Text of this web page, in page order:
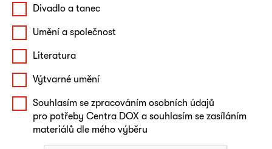
Divadlo a tanec
Umění a společnost
Literatura
Výtvarné umění
Souhlasím se zpracováním osobních údajů
pro potřeby Centra DOX a souhlasím se zasíláním
materiálů dle mého výběru